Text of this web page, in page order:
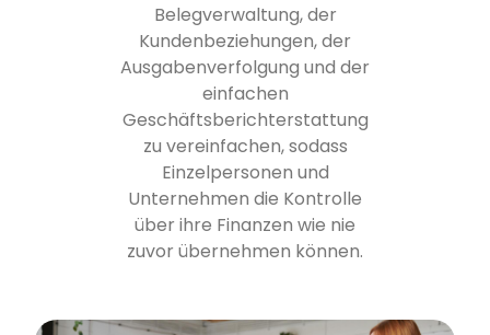
Belegverwaltung, der
Kundenbeziehungen, der
Ausgabenverfolgung und der
einfachen
Geschäftsberichterstattung
zu vereinfachen, sodass
Einzelpersonen und
Unternehmen die Kontrolle
über ihre Finanzen wie nie
zuvor übernehmen können.